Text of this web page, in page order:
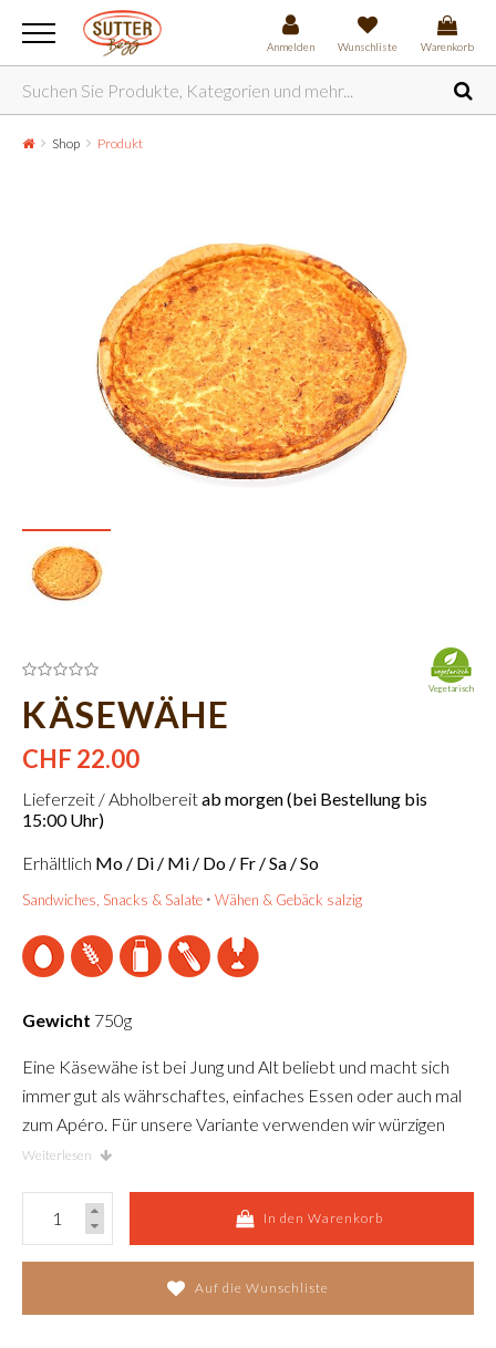
Anmelden Wunschliste Warenkorb
Shop Produkt
KÄSEWÄHE
CHF 22.00
Vegetarisch
Lieferzeit / Abholbereitab morgen (bei Bestellung bis
15:00 Uhr)
Erhältlich Mo / Di / Mi / Do / Fr / Sa / So
Sandwiches, Snacks & Salate Wähen & Gebäck salzig
Gewicht 750g
Eine Käsewähe ist bei Jung und Alt beliebt und macht sich
immer gut als währschaftes, einfaches Essen oder auch mal
zum Apéro. Für unsere Variante verwenden wir würzigen
Emmentaler und Appenzeller Käse.
Weiterlesen
In den Warenkorb
Auf die Wunschliste